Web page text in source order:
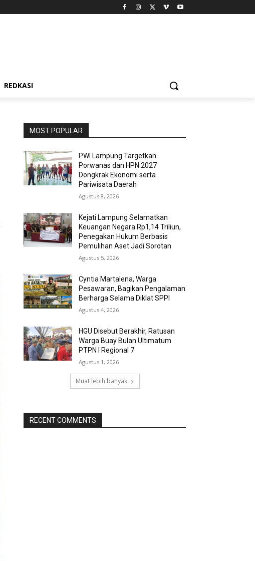
REDKASI
MOST POPULAR
PWI Lampung Targetkan
Porwanas dan HPN 2027
Dongkrak Ekonomi serta
Pariwisata Daerah
Agustus 8, 2026
Kejati Lampung Selamatkan
Keuangan Negara Rp1,14 Triliun,
Penegakan Hukum Berbasis
Pemulihan Aset Jadi Sorotan
Agustus 5, 2026
Cyntia Martalena, Warga
Pesawaran, Bagikan Pengalaman
Berharga Selama Diklat SPPI
Agustus 4, 2026
HGU Disebut Berakhir, Ratusan
Warga Buay Bulan Ultimatum
PTPN I Regional 7
Agustus 1, 2026
Muat lebih banyak
RECENT COMMENTS